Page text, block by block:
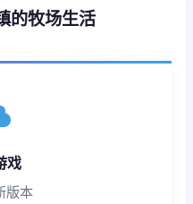
的牧场生活
戏
版本